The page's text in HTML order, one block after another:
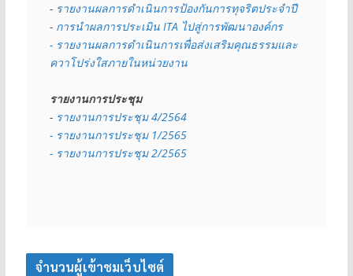
- รายงานผลการดำเนินการป้องกันการทุจริตประจำปี
- การนำผลการประเมิน ITA ไปสู่การพัฒนาองค์กร
- รายงานผลการดำเนินการเพื่อส่งเสริมคุณธรรมและ
ควาโปร่งใสภายในหน่วยงาน
รายงานการประชุม
- รายงานการประชุม 4/2564
- รายงานการประชุม 1/2565
- รายงานการประชุม 2/2565
จำนวนผู้เข้าชมเว็บไซต์